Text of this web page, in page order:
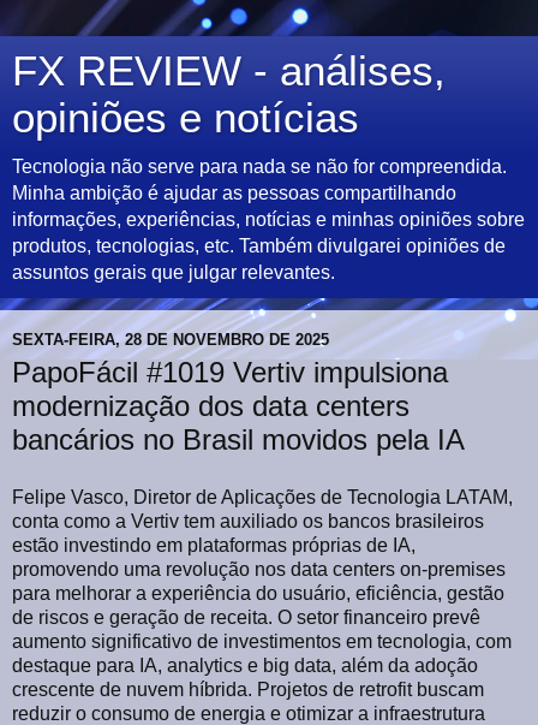
FX REVIEW - análises,
opiniões e notícias
Tecnologia não serve para nada se não for compreendida.
Minha ambição é ajudar as pessoas compartilhando
informações, experiências, notícias e minhas opiniões sobre
produtos, tecnologias, etc. Também divulgarei opiniões de
assuntos gerais que julgar relevantes.
SEXTA-FEIRA, 28 DE NOVEMBRO DE 2025
PapoFácil #1019 Vertiv impulsiona
modernização dos data centers
bancários no Brasil movidos pela IA
Felipe Vasco, Diretor de Aplicações de Tecnologia LATAM,
conta como a Vertiv tem auxiliado os bancos brasileiros
estão investindo em plataformas próprias de IA,
promovendo uma revolução nos data centers on-premises
para melhorar a experiência do usuário, eficiência, gestão
de riscos e geração de receita. O setor financeiro prevê
aumento significativo de investimentos em tecnologia, com
destaque para IA, analytics e big data, além da adoção
crescente de nuvem híbrida. Projetos de retrofit buscam
reduzir o consumo de energia e otimizar a infraestrutura